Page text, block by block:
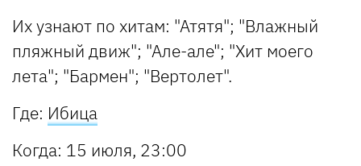
Их узнают по хитам: "Атятя"; "Влажный
пляжный движ"; "Але-але"; "Хит моего
лета"; "Бармен"; "Вертолет".
Где: Ибица
Когда: 15 июля, 23:00